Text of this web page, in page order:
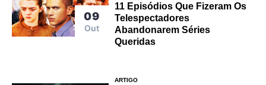
09
Out
11 Episódios Que Fizeram Os
Telespectadores
Abandonarem Séries
Queridas
ARTIGO